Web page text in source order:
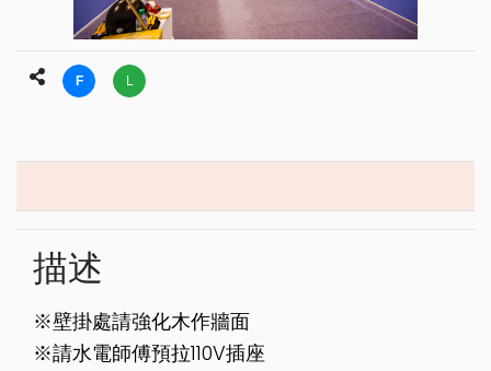
F L
描述
※壁掛處請強化木作牆面
※請水電師傅預拉110V插座